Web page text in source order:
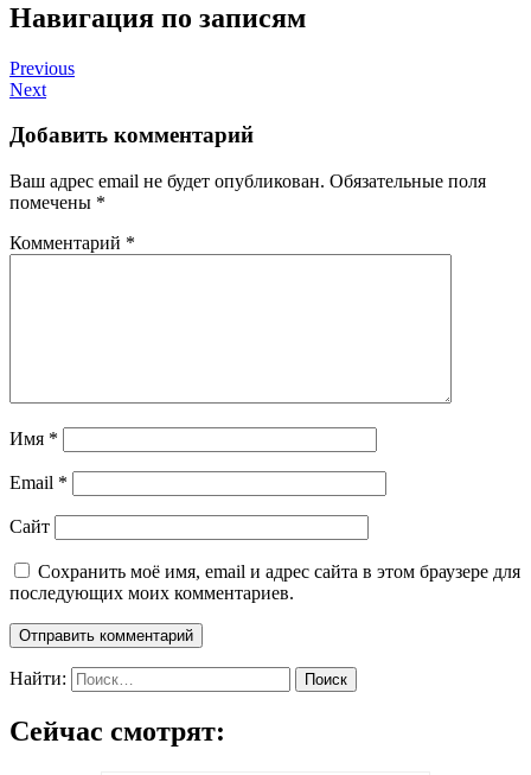
Навигация по записям
Previous
Next
Добавить комментарий
Ваш адрес email не будет опубликован. Обязательные поля
помечены *
Комментарий *
Имя *
Email *
Сайт
Сохранить моё имя, email и адрес сайта в этом браузере для
последующих моих комментариев.
Найти:
Сейчас смотрят: